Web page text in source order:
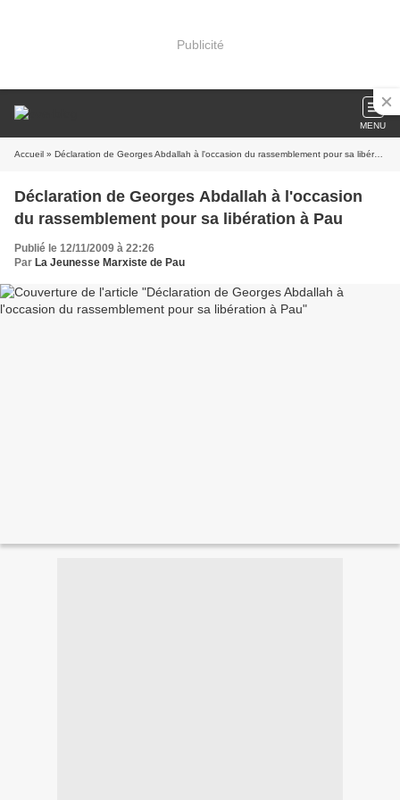
Publicité
MENU
Accueil » Déclaration de Georges Abdallah à l'occasion du rassemblement pour sa libération à Pau
Déclaration de Georges Abdallah à l'occasion
du rassemblement pour sa libération à Pau
Publié le 12/11/2009 à 22:26
Par La Jeunesse Marxiste de Pau